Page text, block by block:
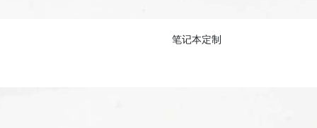
笔记本定制